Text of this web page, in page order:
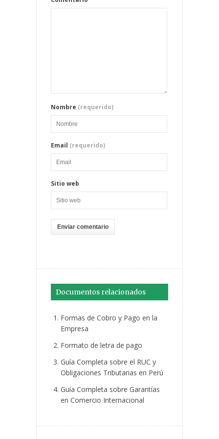
Nombre (requerido)
Email (requerido)
Sitio web
Documentos relacionados
Formas de Cobro y Pago en la
Empresa
Formato de letra de pago
Guía Completa sobre el RUC y
Obligaciones Tributarias en Perú
Guía Completa sobre Garantías
en Comercio Internacional